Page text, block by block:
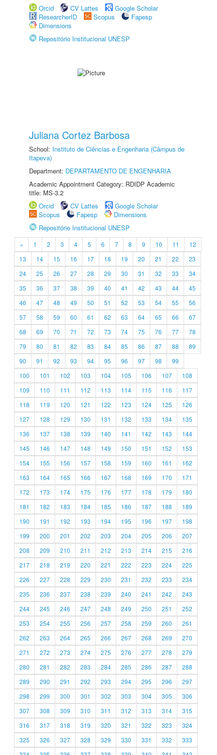
Orcid
CV Lattes
Google Scholar
ResearcherID
Scopus
Fapesp
Dimensions
Repositório Institucional UNESP
Juliana Cortez Barbosa
School: Instituto de Ciências e Engenharia (Câmpus de
Itapeva)
Department: DEPARTAMENTO DE ENGENHARIA
Academic Appointment Category: RDIDP Academic
title: MS-3.2
Orcid
CV Lattes
Google Scholar
Scopus
Fapesp
Dimensions
Repositório Institucional UNESP
« 1 2 3 4 5 6 7 8 9 10 11
12
13
14 15 16 17 18 19 20 21 22
23
24
25 26 27 28 29 30 31 32 33
34
35
36 37 38 39 40 41 42 43 44
45
46
47 48 49 50 51 52 53 54 55
56
57
58 59 60 61 62 63 64 65 66
67
68
69 70 71 72 73 74 75 76 77
78
79
80 81 82 83 84 85 86 87 88
89
90
91 92 93 94 95 96 97 98
99
100
101 102 103 104 105 106 107
108
109
110 111 112 113 114 115 116
117
118
119 120 121 122 123 124 125
126
127
128 129 130 131 132 133 134
135
136
137 138 139 140 141 142 143
144
145
146 147 148 149 150 151 152
153
154
155 156 157 158 159 160 161
162
163
164 165 166 167 168 169 170
171
172
173 174 175 176 177 178 179
180
181
182 183 184 185 186 187 188
189
190
191 192 193 194 195 196 197
198
199
200 201 202 203 204 205 206
207
208
209 210 211 212 213 214 215
216
217
218 219 220 221 222 223 224
225
226
227 228 229 230 231 232 233
234
235
236 237 238 239 240 241 242
243
244
245 246 247 248 249 250 251
252
253
254 255 256 257 258 259 260
261
262
263 264 265 266 267 268 269
270
271
272 273 274 275 276 277 278
279
280
281 282 283 284 285 286 287
288
289
290 291 292 293 294 295 296
297
298
299 300 301 302 303 304 305
306
307
308 309 310 311 312 313 314
315
316
317 318 319 320 321 322 323
324
325
326 327 328 329 330 331 332
333